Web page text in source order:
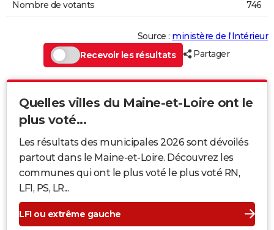
Nombre de votants 746
Source : ministère de l’Intérieur
Recevoir les résultats
Partager
Quelles villes du Maine-et-Loire ont le
plus voté...
Les résultats des municipales 2026 sont dévoilés
partout dans le Maine-et-Loire. Découvrez les
communes qui ont le plus voté le plus voté RN,
LFI, PS, LR...
LFI ou extrême gauche